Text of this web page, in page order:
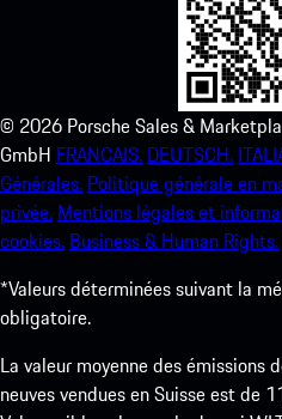
© 2026 Porsche Sales &
GmbH FRANCAIS. DEUTSCH.
Générales. Politique générale en
privée. Mentions légales et
cookies. Business & Human Rights.
*Valeurs déterminées suivant la
obligatoire.
La valeur moyenne des émissions
neuves vendues en Suisse est de